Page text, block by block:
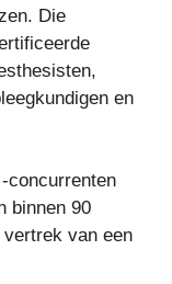
Die
en
concurrenten
binnen 90
van een